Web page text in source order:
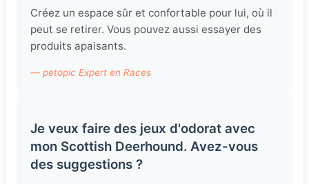
Créez un espace sûr et confortable pour lui, où il
peut se retirer. Vous pouvez aussi essayer des
produits apaisants.
— petopic Expert en Races
Je veux faire des jeux d'odorat avec
mon Scottish Deerhound. Avez-vous
des suggestions ?